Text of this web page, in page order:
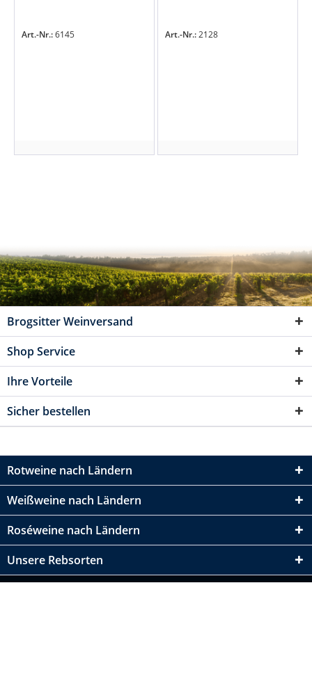
Art.-Nr.:6145 Art.-Nr.:2128
Brogsitter Weinversand
Shop Service
Ihre Vorteile
Sicher bestellen
Rotweine nach Ländern
Weißweine nach Ländern
Roséweine nach Ländern
Unsere Rebsorten